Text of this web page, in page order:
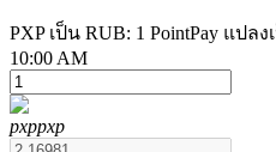
ฟิวเจอร์ส USDT
ฟิวเจอร์สที่ใช้ USDT เป็น
PXP เป็น RUB: 1 PointPay แปล
10:00 AM
pxppxp